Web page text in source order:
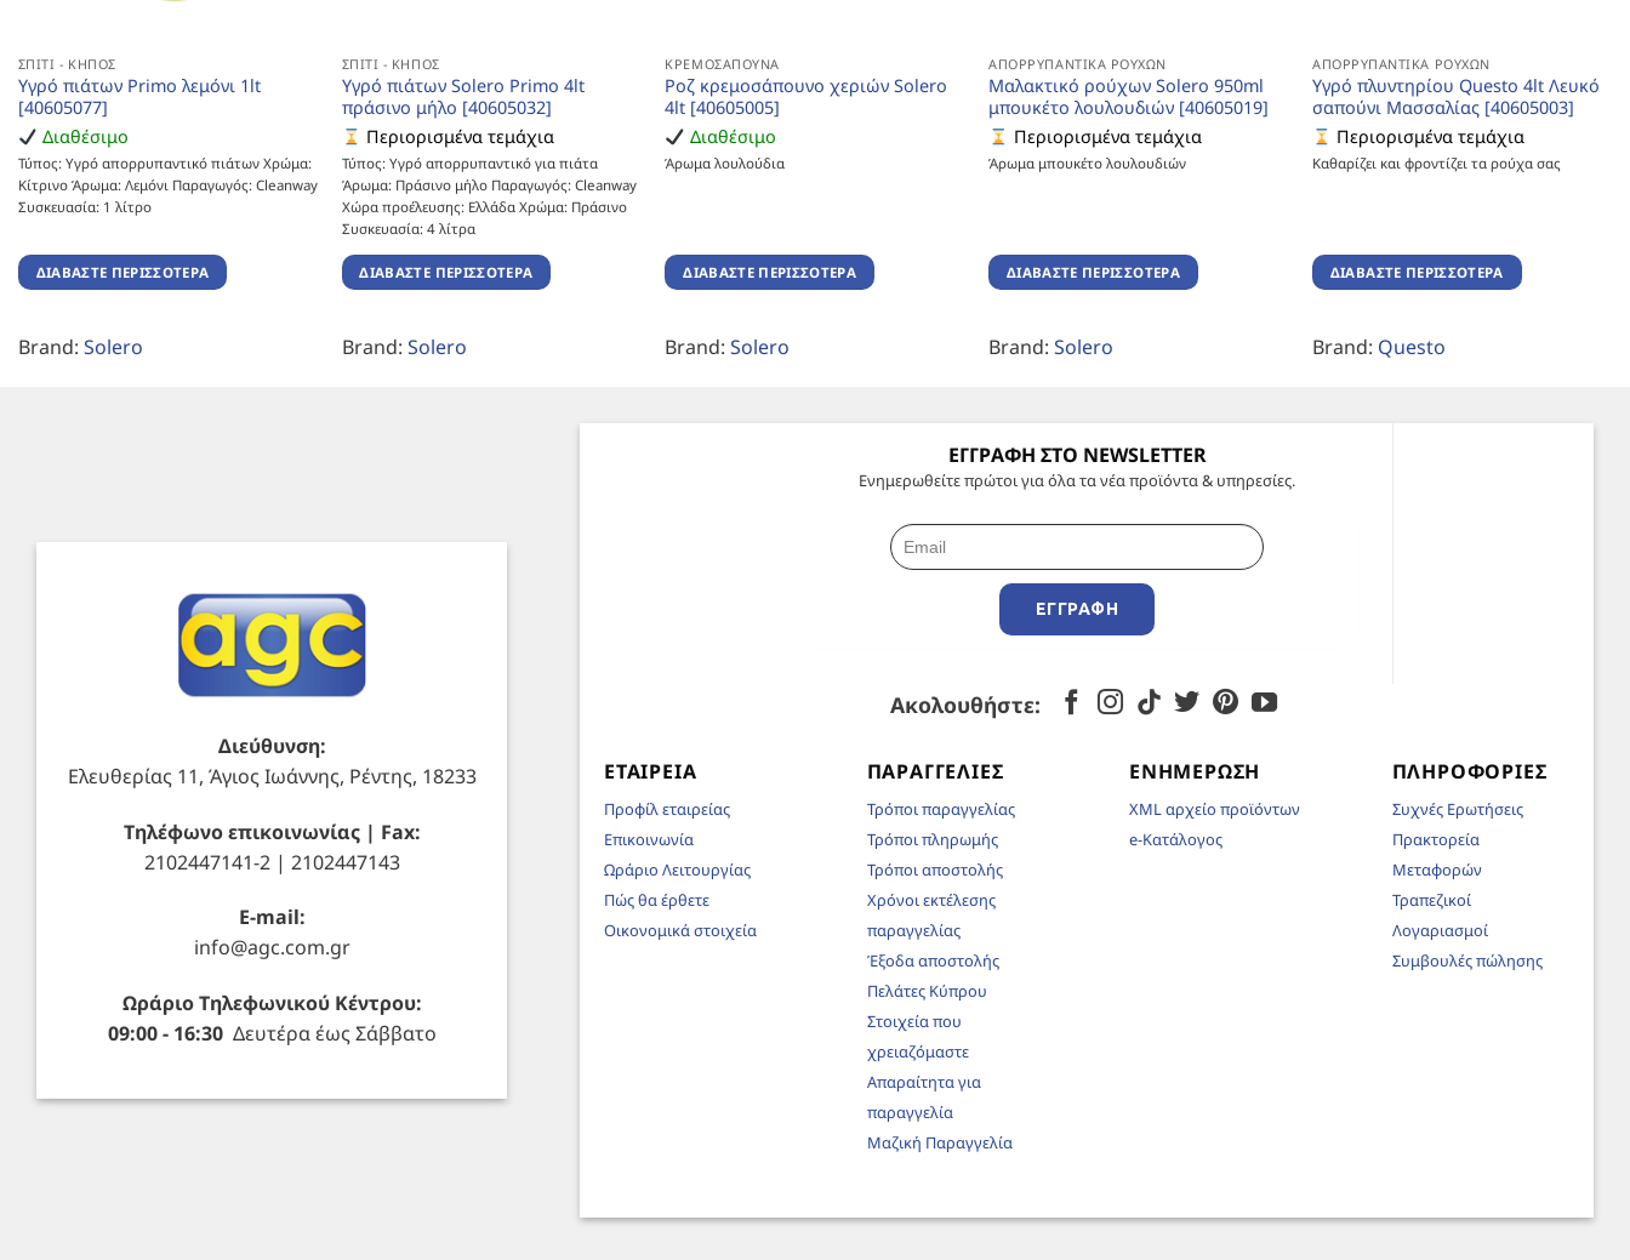
ΣΠΊΤΙ - ΚΉΠΟΣ
Υγρό πιάτων Primo λεμόνι 1lt
[40605077]
Διαθέσιμο
Τύπος: Υγρό απορρυπαντικό πιάτων Χρώμα:
Κίτρινο Άρωμα: Λεμόνι Παραγωγός: Cleanway
Συσκευασία: 1 λίτρο
ΔΙΑΒΆΣΤΕ ΠΕΡΙΣΣΌΤΕΡΑ
Brand: Solero
ΣΠΊΤΙ - ΚΉΠΟΣ
Υγρό πιάτων Solero Primo 4lt
πράσινο μήλο [40605032]
Περιορισμένα τεμάχια
Τύπος: Υγρό απορρυπαντικό για πιάτα
Άρωμα: Πράσινο μήλο Παραγωγός: Cleanway
Χώρα προέλευσης: Ελλάδα Χρώμα: Πράσινο
Συσκευασία: 4 λίτρα
ΔΙΑΒΆΣΤΕ ΠΕΡΙΣΣΌΤΕΡΑ
Brand: Solero
ΚΡΕΜΟΣΆΠΟΥΝΑ
Ροζ κρεμοσάπουνο χεριών Solero
4lt [40605005]
Διαθέσιμο
Άρωμα λουλούδια
ΔΙΑΒΆΣΤΕ ΠΕΡΙΣΣΌΤΕΡΑ
Brand:Solero
ΑΠΟΡΡΥΠΑΝΤΙΚΆ ΡΟΎΧΩΝ
Μαλακτικό ρούχων Solero 950ml
μπουκέτο λουλουδιών [40605019]
Περιορισμένα τεμάχια
Άρωμα μπουκέτο λουλουδιών
ΔΙΑΒΆΣΤΕ ΠΕΡΙΣΣΌΤΕΡΑ
Brand:Solero
ΑΠΟΡΡΥΠΑΝΤΙΚΆ ΡΟΎΧΩΝ
Υγρό πλυντηρίου Questo 4lt Λευκό
σαπούνι Μασσαλίας [40605003]
Περιορισμένα τεμάχια
Καθαρίζει και φροντίζει τα ρούχα σας
ΔΙΑΒΆΣΤΕ ΠΕΡΙΣΣΌΤΕΡΑ
Brand: Questo
Διεύθυνση:
Ελευθερίας 11, Άγιος Ιωάννης, Ρέντης, 18233
Τηλέφωνο επικοινωνίας | Fax:
2102447141-2 | 2102447143
E-mail:
info@agc.com.gr
Ωράριο Τηλεφωνικού Κέντρου:
09:00 - 16:30Δευτέρα έως Σάββατο
ΕΓΓΡΑΦΗ ΣΤΟ NEWSLETTER
Ενημερωθείτε πρώτοι για όλα τα νέα προϊόντα & υπηρεσίες.
ΕΓΓΡΑΦΉ
Ακολουθήστε:
ΕΤΑΙΡΕΊΑ
Προφίλ εταιρείας
Επικοινωνία
Ωράριο Λειτουργίας
Πώς θα έρθετε
Οικονομικά στοιχεία
ΠΑΡΑΓΓΕΛΊΕΣ
Τρόποι παραγγελίας
Τρόποι πληρωμής
Τρόποι αποστολής
Χρόνοι εκτέλεσης
παραγγελίας
Έξοδα αποστολής
Πελάτες Κύπρου
Στοιχεία που
χρειαζόμαστε
Απαραίτητα για
παραγγελία
Μαζική Παραγγελία
ΕΝΗΜΈΡΩΣΗ
XML αρχείο προϊόντων
e-Κατάλογος
ΠΛΗΡΟΦΟΡΊΕΣ
Συχνές Ερωτήσεις
Πρακτορεία
Μεταφορών
Τραπεζικοί
Λογαριασμοί
Συμβουλές πώλησης